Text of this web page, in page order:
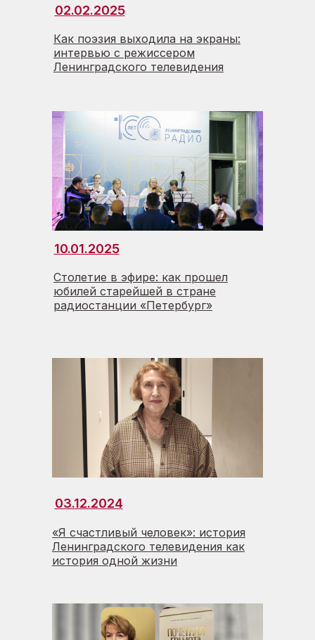
02.02.2025
Как поэзия выходила на экраны:
интервью с режиссером
Ленинградского телевидения
Столетие в эфире: как прошел
юбилей старейшей в стране
радиостанции «Петербург»
10.01.2025
«Я счастливый человек»: история
Ленинградского телевидения как
история одной жизни
03.12.2024